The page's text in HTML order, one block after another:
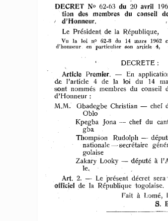
DECRET No 62-63 dit 20avriI
tion dies membr,es du conseil
1 d'Uonneur.
Le Président. de la République,
Vu la l{)i nO 62-8 du 14 mars 1962
d'holmeul'.
en' particulier ISDn article 4,
DECRETE:
Article Premier. En
de l'article 4 de la Loi du 14
oont nommés membres du conseil
d'Hlonueur :
M.M.
Obadegbe Christian
ObIo
chef
Kpegba
Jona
gba
chef du
Thompson Rudolph -
nationale
,secrétaire
golais,e
Zakary Looky - député à
k,
Art. 2. Le présent décret
,officiel de la République togolaise.
Fait à Lomé,
S.